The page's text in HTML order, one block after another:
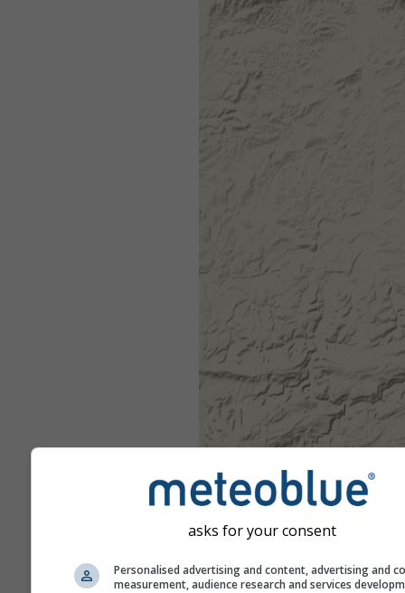
asks for your consent
Personalised advertising and content, advertising and
measurement, audience research and services